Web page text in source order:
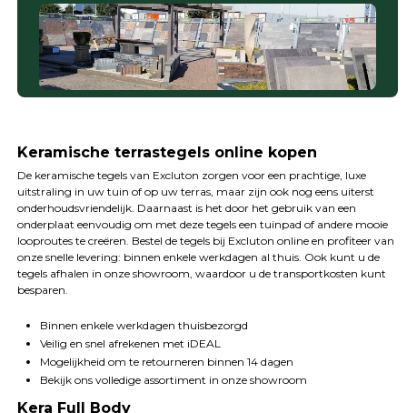
Keramische terrastegels online kopen
De keramische tegels van Excluton zorgen voor een prachtige, luxe
uitstraling in uw tuin of op uw terras, maar zijn ook nog eens uiterst
onderhoudsvriendelijk. Daarnaast is het door het gebruik van een
onderplaat eenvoudig om met deze tegels een tuinpad of andere mooie
looproutes te creëren. Bestel de tegels bij Excluton online en profiteer van
onze snelle levering: binnen enkele werkdagen al thuis. Ook kunt u de
tegels afhalen in onze showroom, waardoor u de transportkosten kunt
besparen.
Binnen enkele werkdagen thuisbezorgd
Veilig en snel afrekenen met iDEAL
Mogelijkheid om te retourneren binnen 14 dagen
Bekijk ons volledige assortiment in onze showroom
Kera Full Body